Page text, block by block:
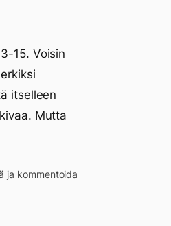
15. Voisin
itselleen
Mutta
ja kommentoida